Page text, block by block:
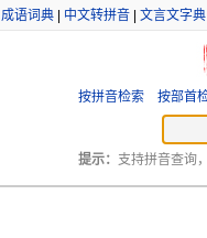
成语词典| 中文转拼音| 文言文字典|
按拼音检索 按部首
提示： 支持拼音查询